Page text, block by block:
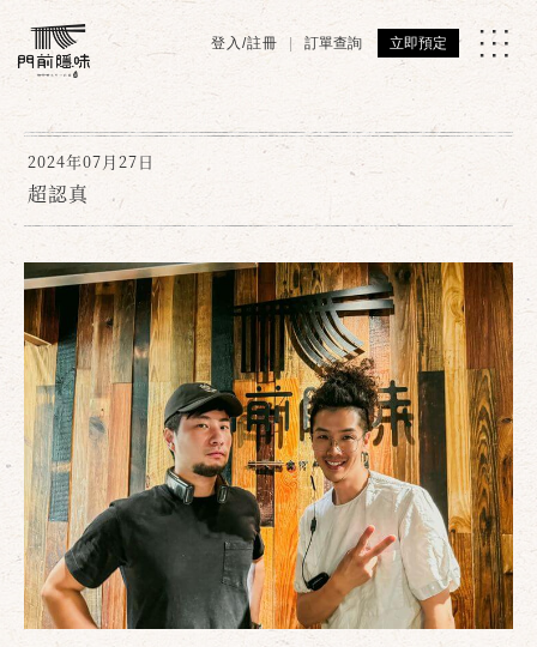
登入/註冊 訂單查詢 立即預定
2024年07月27日
超認真